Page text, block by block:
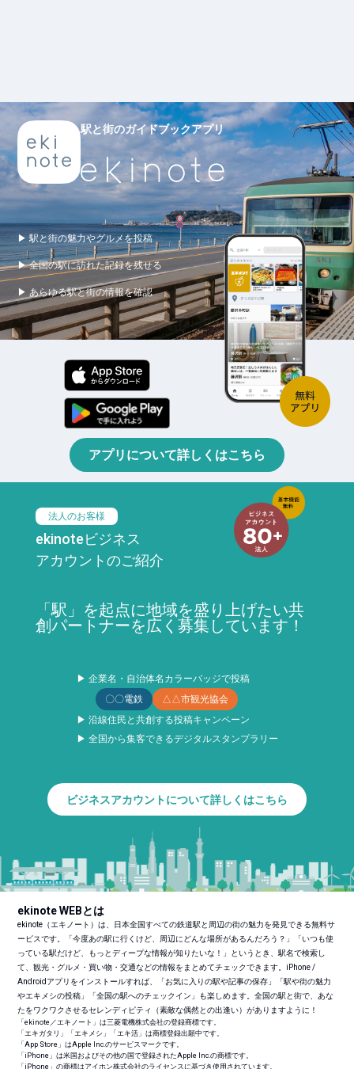
駅と街のガイドブックアプリ
▶ 駅と街の魅力やグルメを投稿
▶ 全国の駅に訪れた記録を残せる
▶ あらゆる駅と街の情報を確認
アプリについて詳しくはこちら
法人のお客様
ekinoteビジネス
アカウントのご紹介
「駅」を起点に地域を盛り上げたい共
創パートナーを広く募集しています！
▶ 企業名・自治体名カラーバッジで投稿
〇〇電鉄
△△市観光協会
▶ 沿線住民と共創する投稿キャンペーン
▶ 全国から集客できるデジタルスタンプラリー
ビジネスアカウントについて詳しくはこちら
ekinote WEBとは
ekinote（エキノート）は、日本全国すべての鉄道駅と周辺の街の魅力を発見できる無料サ
ービスです。「今度あの駅に行くけど、周辺にどんな場所があるんだろう？」「いつも使
っている駅だけど、もっとディープな情報が知りたいな！」というとき、駅名で検索し
て、観光・グルメ・買い物・交通などの情報をまとめてチェックできます。iPhone /
Androidアプリをインストールすれば、「お気に入りの駅や記事の保存」「駅や街の魅力
やエキメシの投稿」「全国の駅へのチェックイン」も楽しめます。全国の駅と街で、あな
たをワクワクさせるセレンディピティ（素敵な偶然との出逢い）がありますように！
「ekinote／エキノート」は三菱電機株式会社の登録商標です。
「エキガタリ」「エキメシ」「エキ活」は商標登録出願中です。
「App Store」はApple Inc.のサービスマークです。
「iPhone」は米国およびその他の国で登録されたApple Inc.の商標です。
「iPhone」の商標はアイホン株式会社のライセンスに基づき使用されています。